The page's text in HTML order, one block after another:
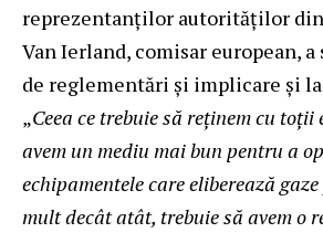
reprezentanților autorităților din
Van Ierland, comisar european,
de reglementări și implicare și
„Ceea ce trebuie să reținem cu toții
avem un mediu mai bun pentru a
echipamentele care eliberează
mult decât atât, trebuie să avem o